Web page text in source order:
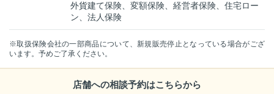
外貨建て保険、変額保険、経営者保険、住宅ロー
ン、法人保険
※取扱保険会社の一部商品について、新規販売停止となっている場合がござ
います。予めご了承ください。
店舗への相談予約はこちらから